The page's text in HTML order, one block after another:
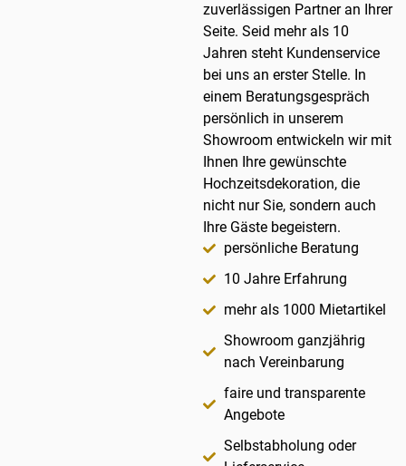
zuverlässigen Partner an Ihrer
Seite. Seid mehr als 10
Jahren steht Kundenservice
bei uns an erster Stelle. In
einem Beratungsgespräch
persönlich in unserem
Showroom entwickeln wir mit
Ihnen Ihre gewünschte
Hochzeitsdekoration, die
nicht nur Sie, sondern auch
Ihre Gäste begeistern.
persönliche Beratung
10 Jahre Erfahrung
mehr als 1000 Mietartikel
Showroom ganzjährig
nach Vereinbarung
faire und transparente
Angebote
Selbstabholung oder